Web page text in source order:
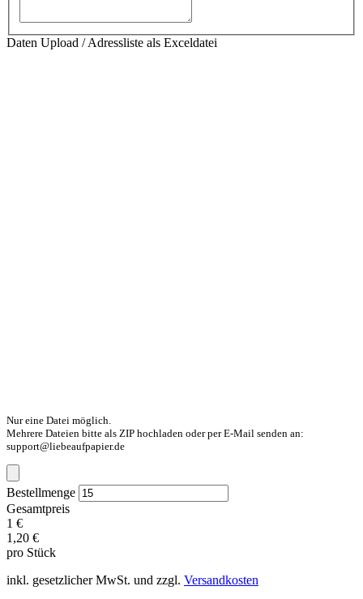
Daten Upload / Adressliste als Exceldatei
Nur eine Datei möglich.
Mehrere Dateien bitte als ZIP hochladen oder per E-Mail senden an:
support@liebeaufpapier.de
Bestellmenge
Gesamtpreis
1 €
1,20 €
pro Stück
inkl. gesetzlicher MwSt. und zzgl. Versandkosten